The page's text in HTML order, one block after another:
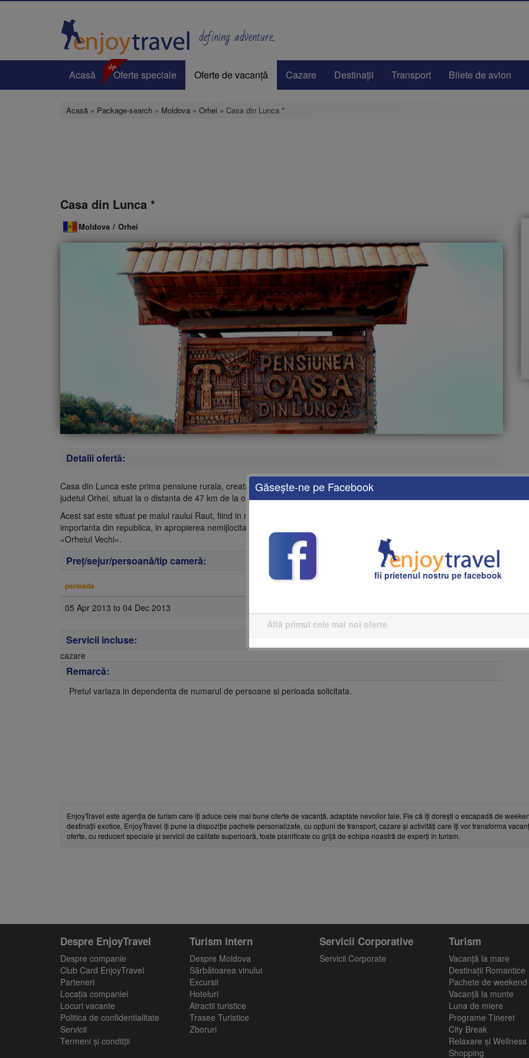
defining adventure..
Acasă
%
Oferte speciale Oferte de vacanță Cazare Destinaţii Transport Bilete de avion
Acasă » Package-search » Moldova » Orhei » Casa din Lunca *
Casa din Lunca *
Moldova / Orhei
Detalii ofertă:
Casa din Lunca este prima pensiune rurala, creata in mai, 2000, in gospodaria familiei Benzin, din satul Trebujeni,
judetul Orhei, situat la o distanta de 47 km de la orasul Chisinau si la 18 km de la orasulOrhei.
Acest sat este situat pe malul raului Raut, fiind in mijlocul unei minunate rezervatii naturale si in zona istorica cea mai
importanta din republica, in apropierea nemijlocita de rezervatia «Trebujeni», care include in sine complexul muzeistic
«Orheiul Vechi».
Preţ/sejur/persoană/tip cameră:
perioada
05 Apr 2013 to 04 Dec 2013
Servicii incluse:
cazare
Remarcă:
Pretul variaza in dependenta de numarul de persoane si perioada solicitata.
EnjoyTravel este agenția de turism care îți aduce cele mai bune oferte de vacanță, adaptate nevoilor tale. Fie că îți dorești o escapadă de
destinații exotice, EnjoyTravel îți pune la dispoziție pachete personalizate, cu opțiuni de transport, cazare și activități care îți vor transforma
oferte, cu reduceri speciale și servicii de calitate superioară, toate planificate cu grijă de echipa noastră de experți în turism.
Despre EnjoyTravel
Despre companie
Club Card EnjoyTravel
Parteneri
Locaţia companiei
Locuri vacante
Politica de confidentialitate
Servicii
Termeni și conditții
Turism intern
Despre Moldova
Sărbătoarea vinului
Excursii
Hoteluri
Atractii turistice
Trasee Turistice
Zboruri
Servicii Corporative
Servicii Corporate
Turism
Vacanţă la mare
Destinații Romantice
Pachete de weekend
Vacanță la munte
Luna de miere
Programe Tineret
City Break
Relaxare și Wellness
Shopping
Găseşte-ne pe Facebook
fii prietenul nostru pe facebook
Află primul cele mai noi oferte